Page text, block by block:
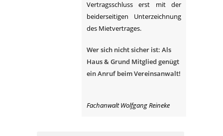
Vertragsschluss erst mit der
beiderseitigen Unterzeichnung
des Mietvertrages.
Wer sich nicht sicher ist: Als
Haus & Grund Mitglied genügt
ein Anruf beim Vereinsanwalt!
Fachanwalt Wolfgang Reineke